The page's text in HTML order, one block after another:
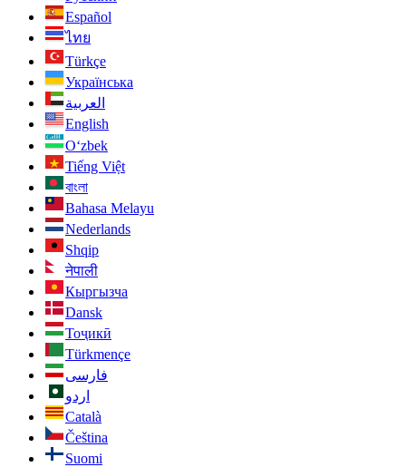
Español
ไทย
Türkçe
Українська
العربية
English
O‘zbek
Tiếng Việt
বাংলা
Bahasa Melayu
Nederlands
Shqip
नेपाली
Кыргызча
Dansk
Тоҷикӣ
Türkmençe
فارسی
اردو
Català
Čeština
Suomi